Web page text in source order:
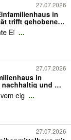
27.07.2026
in
trifft gehobene
Ei ...
27.07.2026
in
und mit
eig ...
27.07.2026